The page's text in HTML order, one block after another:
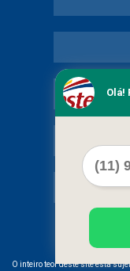
O inteiro teor deste site está
Olá!